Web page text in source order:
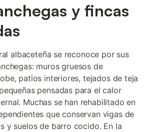
y fincas
albaceteña se reconoce por sus
muros gruesos de
patios interiores, tejados de teja
pensadas para el calor
Muchas se han rehabilitado en
que conservan vigas de
y suelos de barro cocido. En la